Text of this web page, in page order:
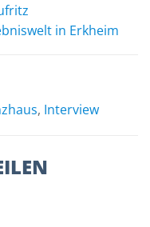
in Erkheim
, Interview